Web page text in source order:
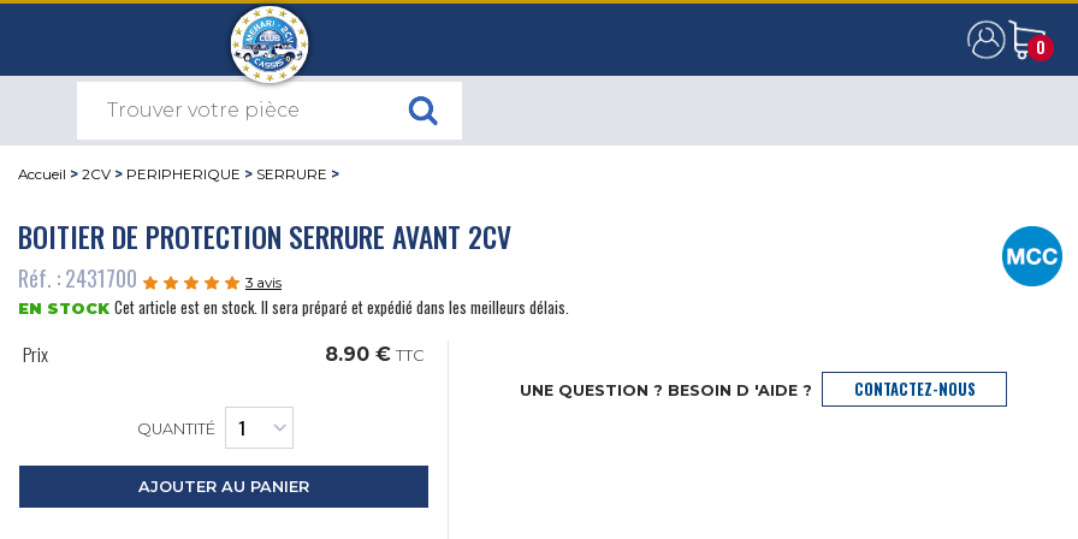
0
0
Accueil > 2CV > PERIPHERIQUE > SERRURE >
BOITIER DE PROTECTION SERRURE AVANT 2CV
Réf. : 2431700 3 avis
EN STOCK Cet article est en stock. Il sera préparé et expédié dans les meilleurs délais.
Prix 8.90 € TTC
QUANTITÉ
AJOUTER AU PANIER
UNE QUESTION ? BESOIN D 'AIDE ? CONTACTEZ-NOUS